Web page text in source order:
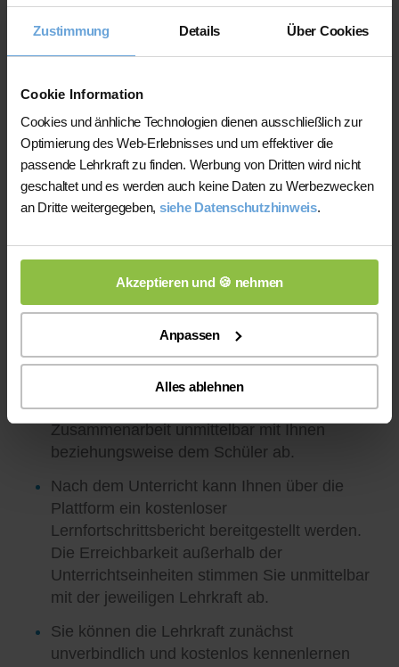
Zustimmung Details Über Cookies
Cookie Information
Cookies und änhliche Technologien dienen ausschließlich zur
Optimierung des Web-Erlebnisses und um effektiver die
passende Lehrkraft zu finden. Werbung von Dritten wird nicht
geschaltet und es werden auch keine Daten zu Werbezwecken
an Dritte weitergegeben, siehe Datenschutzhinweis.
Akzeptieren und 🍪 nehmen
Anpassen
Alles ablehnen
Nachhilfeinstituten und privater
Nachhilfe
Qualifikationsnachweise vor der
Freischaltung geprüft werden.
Nachhilfe-Team.net unterstützt Sie dabei,
möglichst schnell eine zu Ihrem Bedarf
Ausfall können Sie auf Wunsch bei der
Vermittlung einer anderen Lehrkraft
unterstützt werden.
Die Lehrkräfte gestalten und verantworten
ihren Unterricht eigenständig.
Die jeweilige Lehrkraft stimmt Lernziele,
Unterrichtsgestaltung und die weitere
Zusammenarbeit unmittelbar mit Ihnen
beziehungsweise dem Schüler ab.
Nach dem Unterricht kann Ihnen über die
Plattform ein kostenloser
Lernfortschrittsbericht bereitgestellt werden.
Die Erreichbarkeit außerhalb der
Unterrichtseinheiten stimmen Sie unmittelbar
mit der jeweiligen Lehrkraft ab.
Sie können die Lehrkraft zunächst
unverbindlich und kostenlos kennenlernen